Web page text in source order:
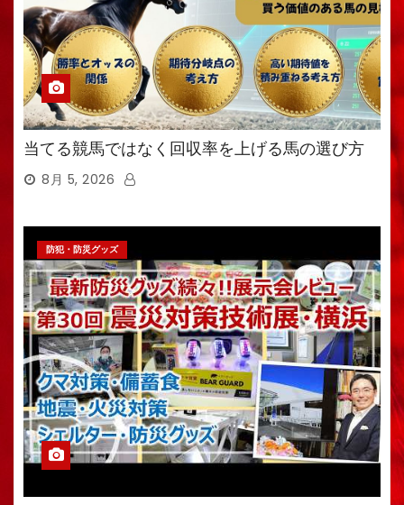
当てる競馬ではなく回収率を上げる馬の選び方
8月 5, 2026
防犯・防災グッズ